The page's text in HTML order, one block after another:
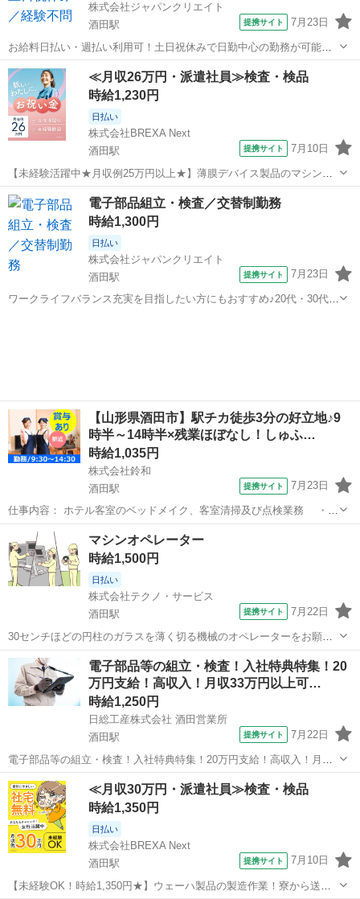
株式会社ジャパンクリエイト
酒田駅
提携サイト 7月23日
お給料日払い・週払い利用可！土日祝休みで日勤中心の勤務が可能で
す／20代・30代・40代・50代在籍中 ＼株式会社ジャパンクリエイトの
強み／ 【製造・物流に特化した圧倒的な専門性】 ジャパンクリエイト
は、製造・物流分野に...
山形 酒田駅 工場
≪月収26万円・派遣社員≫検査・検品
時給1,230円
日払い
株式会社BREXA Next
酒田駅
提携サイト 7月10日
【未経験活躍中★月収例25万円以上★】薄膜デバイス製品のマシンオ
ペレーター業務！20代～40代の男女活躍中◎年間休日184日でプライ
ベート充実★日払い制度利用OK！マイカー通勤可★《山形県酒田市》
人気の工場のお仕事 ◇薄...
山形 酒田駅 その他
電子部品組立・検査／交替制勤務
時給1,300円
日払い
株式会社ジャパンクリエイト
酒田駅
提携サイト 7月23日
ワークライフバランス充実を目指したい方にもおすすめ♪20代・30代在
【山形県酒田市】駅チカ徒歩3分の好立地♪9
時半～14時半×残業ほぼなし！しゅふ…
時給1,035円
株式会社鈴和
酒田駅
提携サイト 7月23日
仕事内容： ホテル客室のベッドメイク、客室清掃及び点検業務 ・ト
イレ、バスルーム清掃 ・備品の補充等 ・床の掃除機掛け ＊経
験のない方でも丁寧に指導いたしますので、安心してご応募くださ
い。 【業務の変更範囲：変更...
山形
マシンオペレーター
時給1,500円
日払い
株式会社テクノ・サービス
酒田駅
提携サイト 7月22日
30センチほどの円柱のガラスを薄く切る機械のオペレーターをお願い
します。(派遣) 2交替☆初めのうちは日勤固定です。長期休暇あり（お
盆・年末年始）。最初はみんな未経験、特別な資格・経験・スキルは
必要ありません。 派遣先に直接...
山形 酒田駅 工場
電子部品等の組立・検査！入社特典特集！20
万円支給！高収入！月収33万円以上可…
時給1,250円
日総工産株式会社 酒田営業所
酒田駅
提携サイト 7月22日
電子部品等の組立・検査！入社特典特集！20万円支給！高収入！月収
33万円以上可！寮費無料！ Point1★未経験者・女性活躍中◎ Point2☆
覚えやすいお仕事！ Point3★寮費無料で生活家電付き♪ Point4☆地
元...
山形 酒田駅 工場
≪月収30万円・派遣社員≫検査・検品
時給1,350円
日払い
株式会社BREXA Next
酒田駅
提携サイト 7月10日
【未経験OK！時給1,350円★】ウェーハ製品の製造作業！寮から送迎